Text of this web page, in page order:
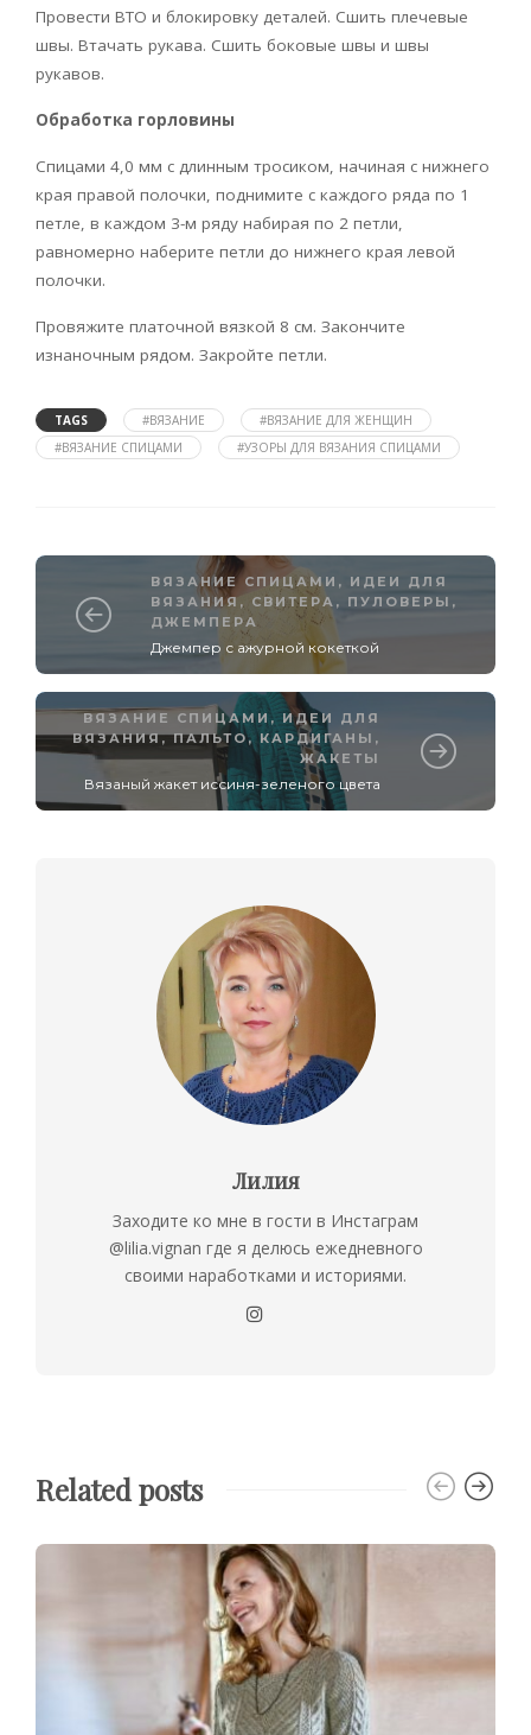
Провести ВТО и блокировку деталей. Сшить плечевые
швы. Втачать рукава. Сшить боковые швы и швы
рукавов.
Обработка горловины
Спицами 4,0 мм с длинным тросиком, начиная с нижнего
края правой полочки, поднимите с каждого ряда по 1
петле, в каждом 3-м ряду набирая по 2 петли,
равномерно наберите петли до нижнего края левой
полочки.
Провяжите платочной вязкой 8 см. Закончите
изнаночным рядом. Закройте петли.
TAGS #ВЯЗАНИЕ
#ВЯЗАНИЕ ДЛЯ ЖЕНЩИН
#ВЯЗАНИЕ СПИЦАМИ
#УЗОРЫ ДЛЯ ВЯЗАНИЯ СПИЦАМИ
ВЯЗАНИЕ СПИЦАМИ , ИДЕИ ДЛЯ
ВЯЗАНИЯ , СВИТЕРА, ПУЛОВЕРЫ,
ДЖЕМПЕРА
Джемпер с ажурной кокеткой
ВЯЗАНИЕ СПИЦАМИ , ИДЕИ ДЛЯ
ВЯЗАНИЯ,ПАЛЬТО, КАРДИГАНЫ,
ЖАКЕТЫ
Вязаный жакет иссиня-зеленого цвета
Лилия
Заходите ко мне в гости в Инстаграм
@lilia.vignan где я делюсь ежедневного
своими наработками и историями.
Related posts